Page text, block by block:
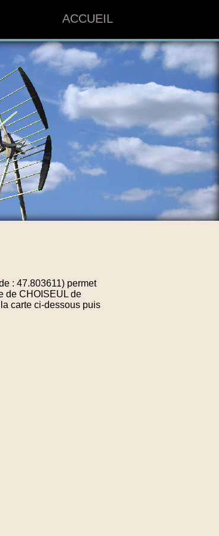
ACCUEIL
: 47.803611) permet
de CHOISEUL de
carte ci-dessous puis